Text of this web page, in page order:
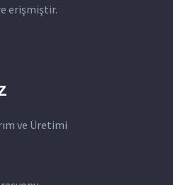
erişmiştir.
ve Üretimi